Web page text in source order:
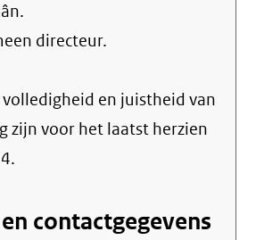
directeur.
en juistheid van
zijn voor het laatst herzien
contactgegevens